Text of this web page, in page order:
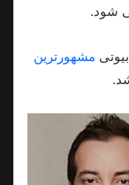
شود.
مشهورترین